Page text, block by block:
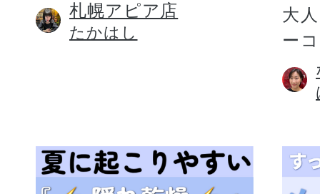
札幌アピア店
たかはし
大
ー